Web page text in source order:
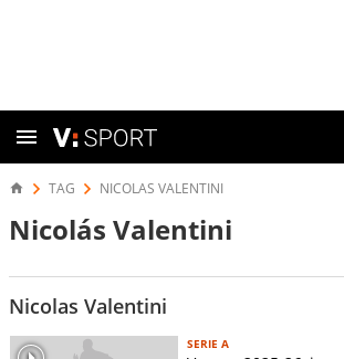
TAG NICOLAS VALENTINI
Nicolás Valentini
Nicolas Valentini
SERIE A